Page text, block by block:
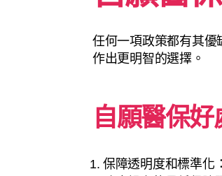
任何一項政策都有其優
作出更明智的選擇。
自願醫保好
保障透明度和標準化